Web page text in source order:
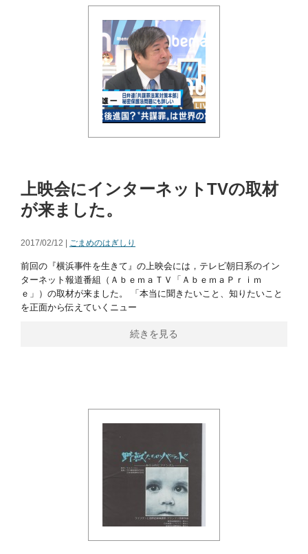
上映会にインターネットTVの取材
が来ました。
2017/02/12 | ごまめのはぎしり
前回の『横浜事件を生きて』の上映会には，テレビ朝日系のイン
ターネット報道番組（ＡｂｅｍａＴＶ「ＡｂｅｍａＰｒｉｍ
ｅ」）の取材が来ました。 「本当に聞きたいこと、知りたいこと
を正面から伝えていくニュー
続きを見る